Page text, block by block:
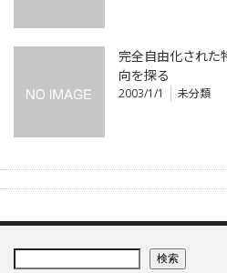
完全自由化された
向を探る
2003/1/1 未分類
検索